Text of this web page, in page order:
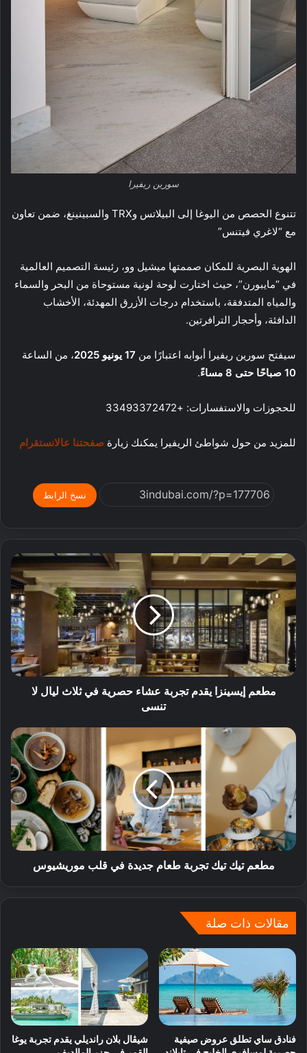
سورين ريفيرا
تتنوع الحصص من اليوغا إلى البيلاتس وTRX والسبينينغ، ضمن تعاون
مع “لاغري فيتنس”
الهوية البصرية للمكان صممتها ميشيل وو، رئيسة التصميم العالمية
في “مايبورن”، حيث اختارت لوحة لونية مستوحاة من البحر والسماء
والمياه المتدفقة، باستخدام درجات الأزرق المهدئة، الأخشاب
الدافئة، وأحجار الترافرتين.
سيفتح سورين ريفيرا أبوابه اعتبارًا من 17 يونيو 2025
، من الساعة
10 صباحًا حتى 8 مساءً
.
للحجوزات والاستفسارات: +33493372472
للمزيد من حول شواطئ الريفيرا يمكنك زيارة
نسخ الرابط
مطعم إيسينزا يقدم تجربة عشاء حصرية في ثلاث ليال لا
تنسى
مطعم تيك تيك تجربة طعام جديدة في قلب موريشيوس
مقالات ذات صلة
فنادق ساي تطلق عروض صيفية
شيڤال بلان رانديلي يقدم تجربة يوغا